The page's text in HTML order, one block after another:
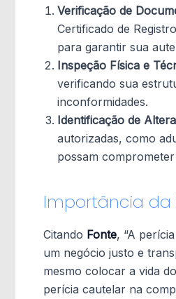
Verificação de
Certificado de
para garantir sua
Inspeção Física e
verificando sua
inconformidades.
Identificação de
autorizadas, como
possam
Importância da
Citando Fonte, “A
um negócio justo e
mesmo colocar a vida
perícia cautelar na